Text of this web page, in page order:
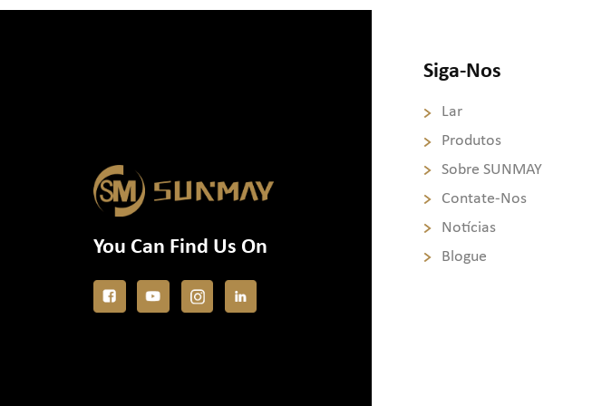
You Can Find Us On
Siga-Nos
Lar
Produtos
Sobre SUNMAY
Contate-Nos
Notícias
Blogue